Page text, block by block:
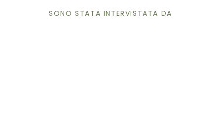
SONO STATA INTERVISTATA DA